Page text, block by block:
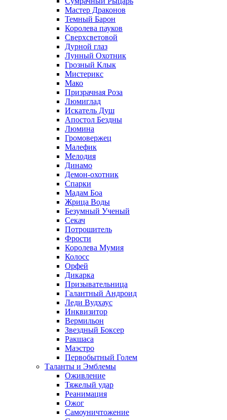
Мастер Драконов
Темный Барон
Королева пауков
Сверхсветовой
Дурной глаз
Лунный Охотник
Грозный Клык
Мистерикс
Мако
Призрачная Роза
Люмиглад
Искатель Душ
Апостол Бездны
Люмина
Громовержец
Малефик
Мелодия
Динамо
Демон-охотник
Спарки
Мадам Боа
Жрица Воды
Безумный Ученый
Секач
Потрошитель
Фрости
Королева Мумия
Колосс
Орфей
Дикарка
Призывательница
Галантный Андроид
Леди Вудхаус
Инквизитор
Вермильон
Звездный Боксер
Ракшаса
Маэстро
Первобытный Голем
Таланты и Эмблемы
Оживление
Тяжелый удар
Реанимация
Ожог
Самоуничтожение